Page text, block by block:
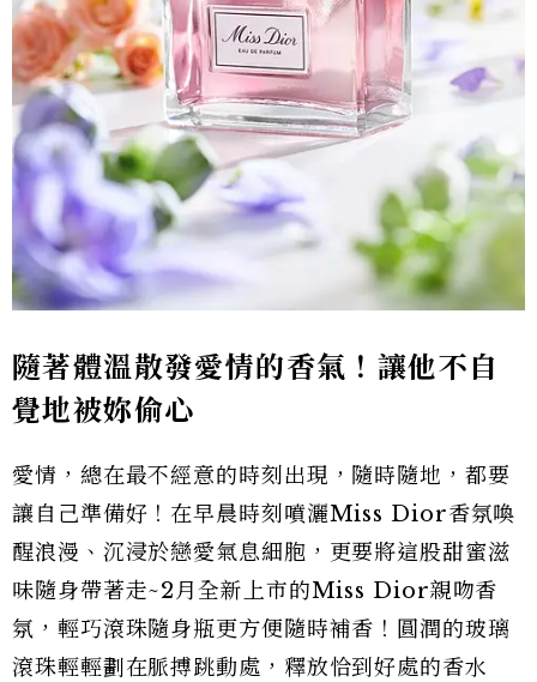
隨著體溫散發愛情的香氣！讓他不自
覺地被妳偷心
愛情，總在最不經意的時刻出現，隨時隨地，都要
讓自己準備好！在早晨時刻噴灑Miss Dior香氛喚
醒浪漫、沉浸於戀愛氣息細胞，更要將這股甜蜜滋
味隨身帶著走~2月全新上市的Miss Dior親吻香
氛，輕巧滾珠隨身瓶更方便隨時補香！圓潤的玻璃
滾珠輕輕劃在脈搏跳動處，釋放恰到好處的香水